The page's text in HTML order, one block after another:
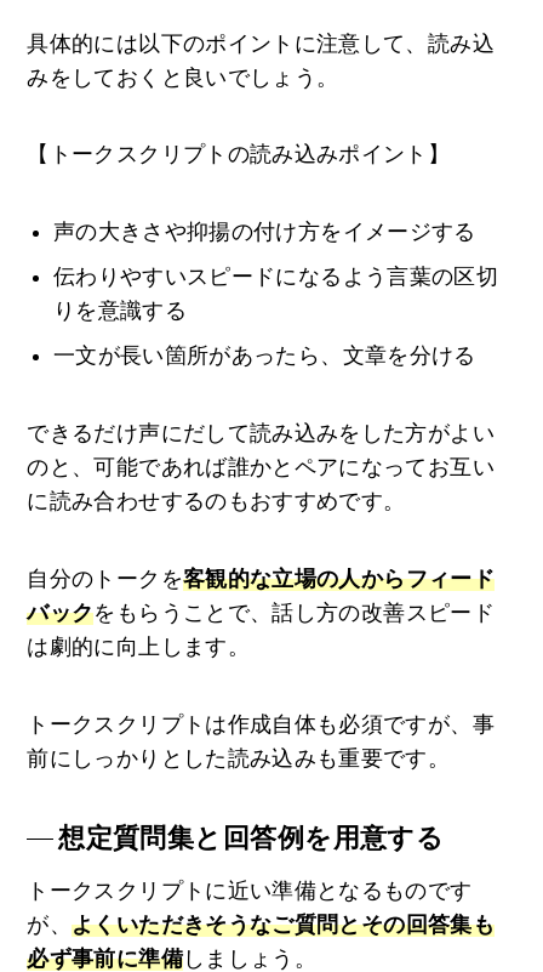
具体的には以下のポイントに注意して、読み込
みをしておくと良いでしょう。
【トークスクリプトの読み込みポイント】
声の大きさや抑揚の付け方をイメージする
伝わりやすいスピードになるよう言葉の区切
りを意識する
一文が長い箇所があったら、文章を分ける
できるだけ声にだして読み込みをした方がよい
のと、可能であれば誰かとペアになってお互い
に読み合わせするのもおすすめです。
自分のトークを客観的な立場の人からフィード
バックをもらうことで、話し方の改善スピード
は劇的に向上します。
トークスクリプトは作成自体も必須ですが、事
前にしっかりとした読み込みも重要です。
想定質問集と回答例を用意する
トークスクリプトに近い準備となるものです
が、よくいただきそうなご質問とその回答集も
必ず事前に準備しましょう。